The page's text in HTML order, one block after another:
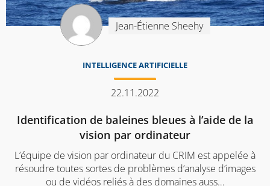
Jean-Étienne Sheehy
INTELLIGENCE ARTIFICIELLE
22.11.2022
Identification de baleines bleues à l’aide de la
vision par ordinateur
L’équipe de vision par ordinateur du CRIM est appelée à
résoudre toutes sortes de problèmes d’analyse d’images
ou de vidéos reliés à des domaines auss…